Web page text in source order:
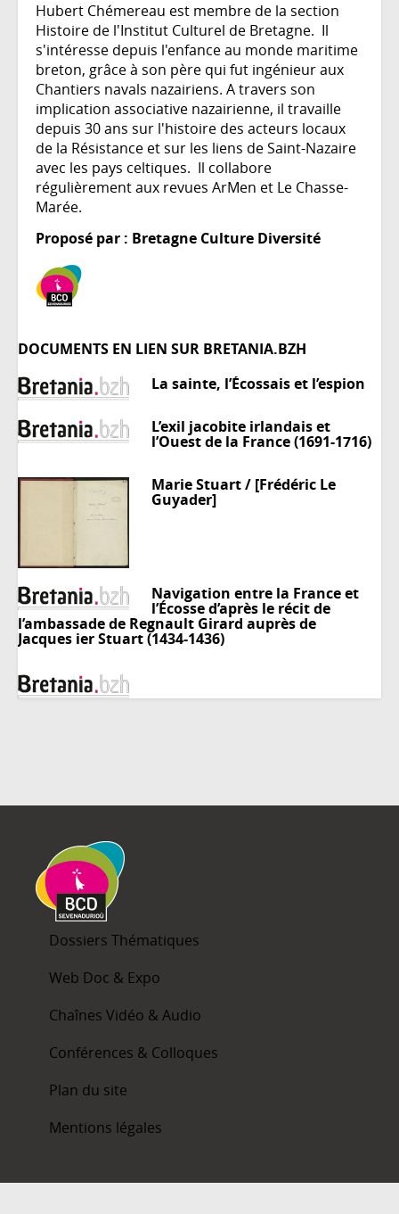
Hubert Chémereau est membre de la section
Histoire de l'Institut Culturel de Bretagne. Il
s'intéresse depuis l'enfance au monde maritime
breton, grâce à son père qui fut ingénieur aux
Chantiers navals nazairiens. A travers son
implication associative nazairienne, il travaille
depuis 30 ans sur l'histoire des acteurs locaux
de la Résistance et sur les liens de Saint-Nazaire
avec les pays celtiques. Il collabore
régulièrement aux revues ArMen et Le Chasse-
Marée.
Proposé par : Bretagne Culture Diversité
DOCUMENTS EN LIEN SUR BRETANIA.BZH
La sainte, l’Écossais et l’espion
L’exil jacobite irlandais et
l’Ouest de la France (1691-1716)
Marie Stuart / [Frédéric Le
Guyader]
Navigation entre la France et
l’Écosse d’après le récit de
l’ambassade de Regnault Girard auprès de
Jacques ier Stuart (1434-1436)
Dossiers Thématiques
Web Doc & Expo
Chaînes Vidéo & Audio
Conférences & Colloques
Plan du site
Mentions légales